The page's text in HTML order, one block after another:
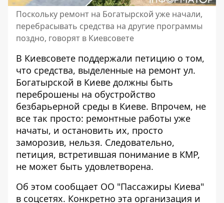
Поскольку ремонт на Богатырской уже начали,
перебрасывать средства на другие программы
поздно, говорят в Киевсовете
В Киевсовете поддержали петицию о том,
что средства, выделенные на ремонт ул.
Богатырской в ​​Киеве должны быть
переброшены на обустройство
безбарьерной среды в Киеве. Впрочем, не
все так просто: ремонтные работы уже
начаты, и остановить их, просто
заморозив, нельзя. Следовательно,
петиция, встретившая понимание в КМР,
не может быть удовлетворена.
Об этом сообщает ОО "Пассажиры Киева"
в соцсетях. Конкретно эта организация и